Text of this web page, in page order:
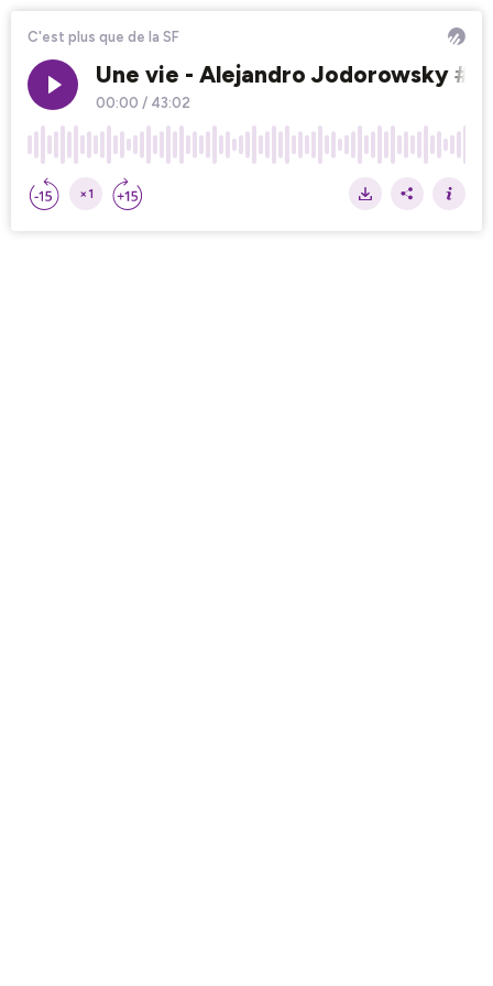
C'est plus que de la SF
Une vie - Alejandro Jodorowsky
00:00 / 43:02
×1